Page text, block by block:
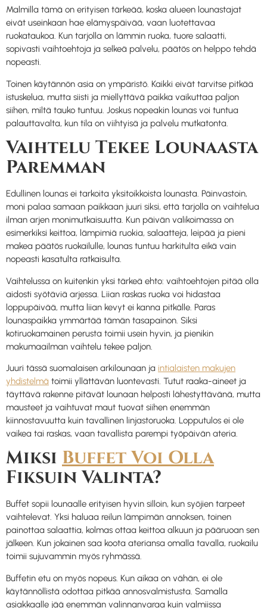
Malmilla tämä on erityisen tärkeää, koska alueen lounastajat
eivät useinkaan hae elämyspäivää, vaan luotettavaa
ruokataukoa. Kun tarjolla on lämmin ruoka, tuore salaatti,
sopivasti vaihtoehtoja ja selkeä palvelu, päätös on helppo tehdä
nopeasti.
Toinen käytännön asia on ympäristö. Kaikki eivät tarvitse pitkää
istuskelua, mutta siisti ja miellyttävä paikka vaikuttaa paljon
siihen, miltä tauko tuntuu. Joskus nopeakin lounas voi tuntua
palauttavalta, kun tila on viihtyisä ja palvelu mutkatonta.
Vaihtelu Tekee Lounaasta
Paremman
Edullinen lounas ei tarkoita yksitoikkoista lounasta. Päinvastoin,
moni palaa samaan paikkaan juuri siksi, että tarjolla on vaihtelua
ilman arjen monimutkaisuutta. Kun päivän valikoimassa on
esimerkiksi keittoa, lämpimiä ruokia, salaatteja, leipää ja pieni
makea päätös ruokailulle, lounas tuntuu harkitulta eikä vain
nopeasti kasatulta ratkaisulta.
Vaihtelussa on kuitenkin yksi tärkeä ehto: vaihtoehtojen pitää olla
aidosti syötäviä arjessa. Liian raskas ruoka voi hidastaa
loppupäivää, mutta liian kevyt ei kanna pitkälle. Paras
lounaspaikka ymmärtää tämän tasapainon. Siksi
kotiruokamainen perusta toimii usein hyvin, ja pienikin
makumaailman vaihtelu tekee paljon.
Juuri tässä suomalaisen arkilounaan ja intialaisten makujen
yhdistelmä toimii yllättävän luontevasti. Tutut raaka-aineet ja
täyttävä rakenne pitävät lounaan helposti lähestyttävänä, mutta
mausteet ja vaihtuvat maut tuovat siihen enemmän
kiinnostavuutta kuin tavallinen linjastoruoka. Lopputulos ei ole
vaikea tai raskas, vaan tavallista parempi työpäivän ateria.
Miksi Buffet Voi Olla
Fiksuin Valinta?
Buffet sopii lounaalle erityisen hyvin silloin, kun syöjien tarpeet
vaihtelevat. Yksi haluaa reilun lämpimän annoksen, toinen
painottaa salaattia, kolmas ottaa keittoa alkuun ja pääruoan sen
jälkeen. Kun jokainen saa koota ateriansa omalla tavalla, ruokailu
toimii sujuvammin myös ryhmässä.
Buffetin etu on myös nopeus. Kun aikaa on vähän, ei ole
käytännöllistä odottaa pitkää annosvalmistusta. Samalla
asiakkaalle jää enemmän valinnanvaraa kuin valmiissa